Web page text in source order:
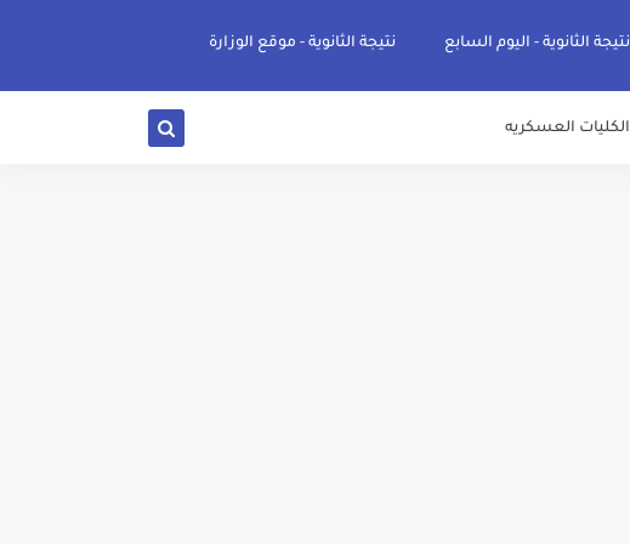
نتيجة الثانوية - اليوم السابع نتيجة الثانوية - موقع الوزارة
الكليات العسكريه